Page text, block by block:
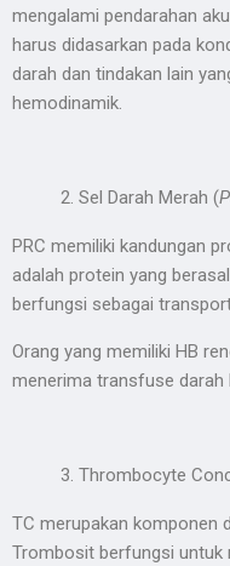
mengalami pendarahan
harus didasarkan pada
darah dan tindakan lain
hemodinamik.
Sel Darah Merah (
PRC memiliki kandungan
adalah protein yang
berfungsi sebagai
Orang yang memiliki HB
menerima transfuse darah
Thrombocyte
TC merupakan komponen
Trombosit berfungsi untuk